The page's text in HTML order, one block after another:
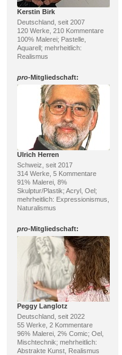
Kerstin Birk
Deutschland, seit 2007
120 Werke, 210 Kommentare
100% Malerei; Pastelle,
Aquarell; mehrheitlich:
Realismus
pro-Mitgliedschaft:
Ulrich Herren
Schweiz, seit 2017
314 Werke, 5 Kommentare
91% Malerei, 8%
Skulptur/Plastik; Acryl, Oel;
mehrheitlich: Expressionismus,
Naturalismus
pro-Mitgliedschaft:
Peggy Langlotz
Deutschland, seit 2022
55 Werke, 2 Kommentare
96% Malerei, 2% Comic; Oel,
Mischtechnik; mehrheitlich:
Abstrakte Kunst, Realismus